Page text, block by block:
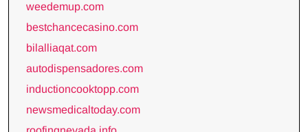
weedemup.com
bestchancecasino.com
bilalliaqat.com
autodispensadores.com
inductioncooktopp.com
newsmedicaltoday.com